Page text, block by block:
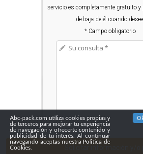
servicio es completamente gratuito y
de baja de él cuando
* Campo obligatorio
Abc-pack.com utiliza cookies propias y
de terceros para mejorar tu experiencia
de navegación y ofrecerte contenido y
publicidad de tu interés. Al continuar
navegando aceptas nuestra Politica de
Cookies.